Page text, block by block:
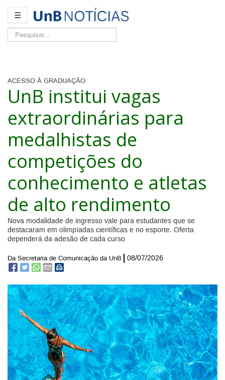
☰
Pesquisar...
ACESSO À GRADUAÇÃO
UnB institui vagas
extraordinárias para
medalhistas de
competições do
conhecimento e atletas
de alto rendimento
Nova modalidade de ingresso vale para estudantes que se
destacaram em olimpíadas científicas e no esporte. Oferta
dependerá da adesão de cada curso
Da Secretaria de Comunicação da UnB 08/07/2026